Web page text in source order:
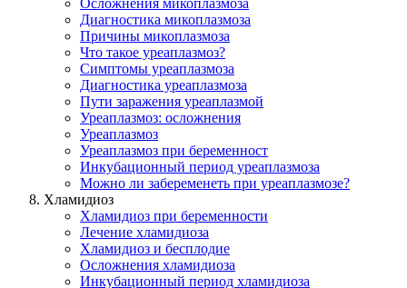
Диагностика микоплазмоза
Причины микоплазмоза
Что такое уреаплазмоз?
Симптомы уреаплазмоза
Диагностика уреаплазмоза
Пути заражения уреаплазмой
Уреаплазмоз: осложнения
Уреаплазмоз
Уреаплазмоз при беременност
Инкубационный период уреаплазмоза
Можно ли забеременеть при уреаплазмозе?
Хламидиоз
Хламидиоз при беременности
Лечение хламидиоза
Хламидиоз и бесплодие
Осложнения хламидиоза
Инкубационный период хламидиоза